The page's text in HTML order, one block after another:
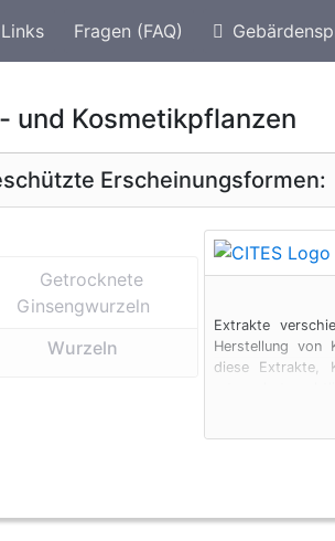
Links Fragen (FAQ)
und Kosmetikpflanzen
Erscheinungsformen:
Vorherige geschützte
Wurzeln
Extrakte
Herstellung von
diese Extrakte,